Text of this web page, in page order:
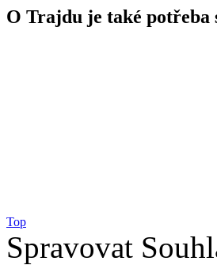
O Trajdu je také potřeba
Top
Spravovat